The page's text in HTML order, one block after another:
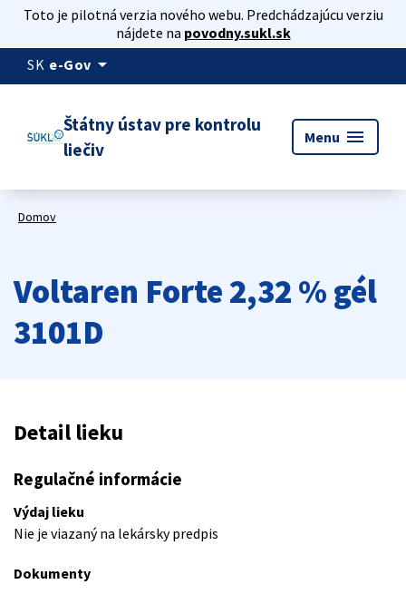
Toto je pilotná verzia nového webu. Predchádzajúcu verziu
nájdete na povodny.sukl.sk
SK e-Gov arrow_drop_down
Štátny ústav pre kontrolu
liečiv
Menu menu
Domov
Voltaren Forte 2,32 % gél
3101D
Detail lieku
Regulačné informácie
Výdaj lieku
Nie je viazaný na lekársky predpis
Dokumenty